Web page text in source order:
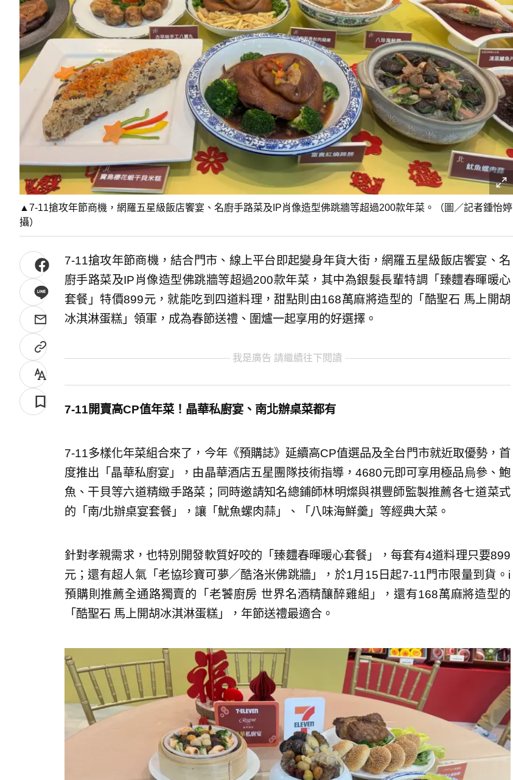
▲7-11搶攻年節商機，網羅五星級飯店饗宴、名廚手路菜及IP肖像造型佛跳牆等超過200款年菜。（圖／記者鍾怡婷
攝）
7-11搶攻年節商機，結合門市、線上平台即起變身年貨大街，網羅五星級飯店饗宴、名
廚手路菜及IP肖像造型佛跳牆等超過200款年菜，其中為銀髮長輩特調「臻麷春暉暖心
套餐」特價899元，就能吃到四道料理，甜點則由168萬麻將造型的「酷聖石 馬上開胡
冰淇淋蛋糕」領軍，成為春節送禮、圍爐一起享用的好選擇。
我是廣告 請繼續往下閱讀
7-11開賣高CP值年菜！晶華私廚宴、南北辦桌菜都有
7-11多樣化年菜組合來了，今年《預購誌》延續高CP值選品及全台門市就近取優勢，首
度推出「晶華私廚宴」，由晶華酒店五星團隊技術指導，4680元即可享用極品烏參、鮑
魚、干貝等六道精緻手路菜；同時邀請知名總鋪師林明燦與祺豐師監製推薦各七道菜式
的「南/北辦桌宴套餐」，讓「魷魚螺肉蒜」、「八味海鮮羹」等經典大菜。
針對孝親需求，也特別開發軟質好咬的「臻麷春暉暖心套餐」，每套有4道料理只要899
元；還有超人氣「老協珍寶可夢／酷洛米佛跳牆」，於1月15日起7-11門市限量到貨。i
預購則推薦全通路獨賣的「老饕廚房 世界名酒精釀醉雞組」，還有168萬麻將造型的
「酷聖石 馬上開胡冰淇淋蛋糕」，年節送禮最適合。